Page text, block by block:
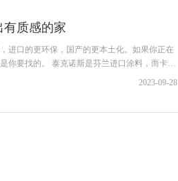
质感的家
进口的更环保，国产的更本土化。如果你正在
要找的。 泰克诺斯是芬兰进口涂料，而卡蒂
2023-09-28